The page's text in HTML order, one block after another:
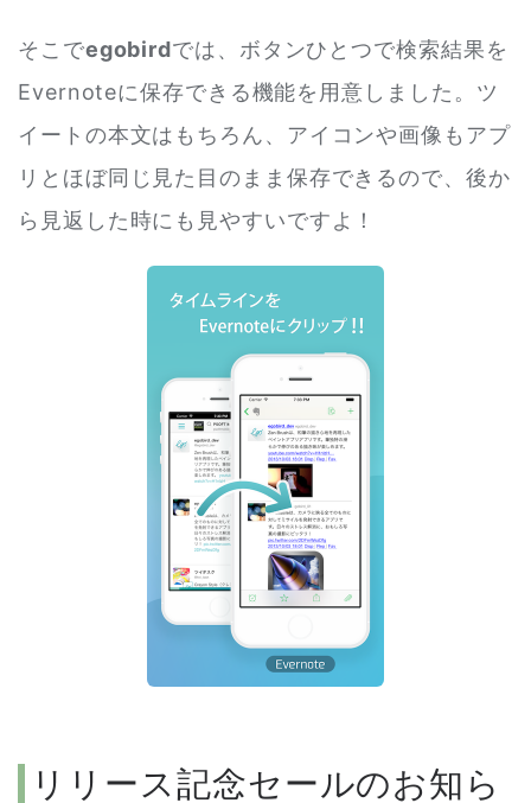
そこでegobirdでは、ボタンひとつで検索結果を
Evernoteに保存できる機能を用意しました。ツ
イートの本文はもちろん、アイコンや画像もアプ
リとほぼ同じ見た目のまま保存できるので、後か
ら見返した時にも見やすいですよ！
リリース記念セールのお知ら